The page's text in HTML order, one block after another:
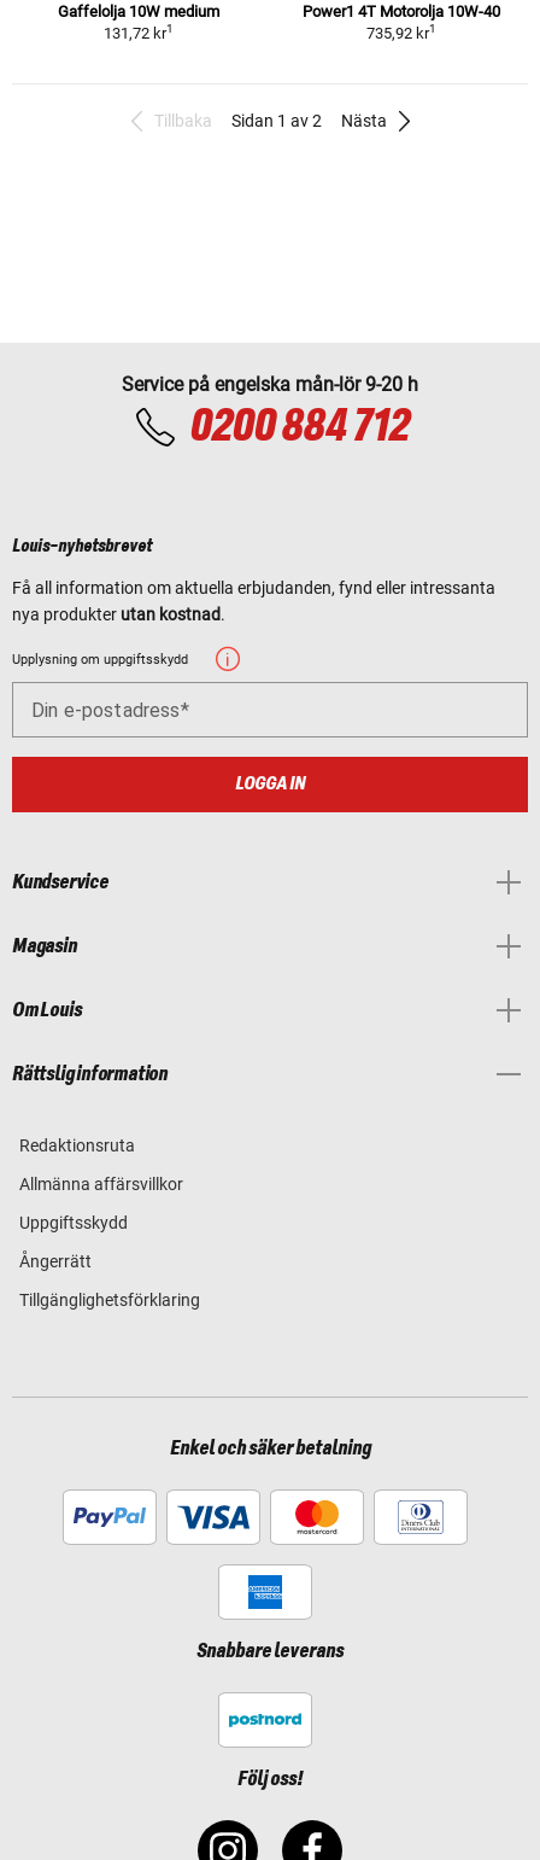
Gaffelolja 10W medium
131,72 kr1
Power1 4T Motorolja 10W-40
735,92 kr1
Tillbaka Sidan 1 av 2 Nästa
Service på engelska mån-lör 9-20 h
0200 884 712
Louis-nyhetsbrevet
Få all information om aktuella erbjudanden, fynd eller intressanta
nya produkter utan kostnad.
Upplysning om uppgiftsskydd
Din e-postadress
LOGGA IN
Kundservice
Magasin
Om Louis
Rättslig information
Redaktionsruta
Allmänna affärsvillkor
Uppgiftsskydd
Ångerrätt
Tillgänglighetsförklaring
Enkel och säker betalning
Snabbare leverans
Följ oss!